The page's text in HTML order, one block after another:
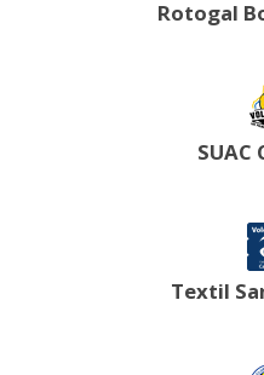
Rotogal
SUAC
Textil